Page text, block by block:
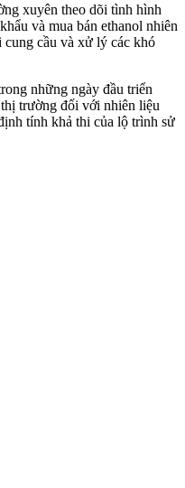
xuyên theo dõi tình hình
và mua bán ethanol nhiên
cầu và xử lý các khó
những ngày đầu triển
trường đối với nhiên liệu
tính khả thi của lộ trình sử